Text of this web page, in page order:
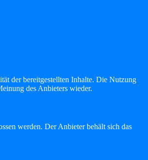
der bereitgestellten Inhalte. Die Nutzung
des Anbieters wieder.
werden. Der Anbieter behält sich das